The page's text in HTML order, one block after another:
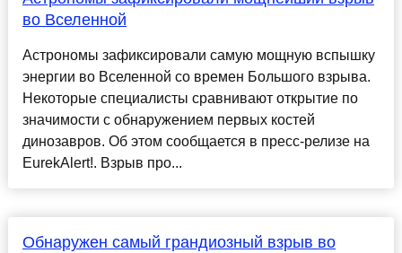
во Вселенной
Астрономы зафиксировали самую мощную вспышку
энергии во Вселенной со времен Большого взрыва.
Некоторые специалисты сравнивают открытие по
значимости с обнаружением первых костей
динозавров. Об этом сообщается в пресс-релизе на
EurekAlert!. Взрыв про...
Обнаружен самый грандиозный взрыв во